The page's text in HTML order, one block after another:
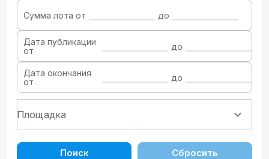
Сумма лота от до
Дата публикации
от
до
Дата окончания
от
до
Поиск Сбросить